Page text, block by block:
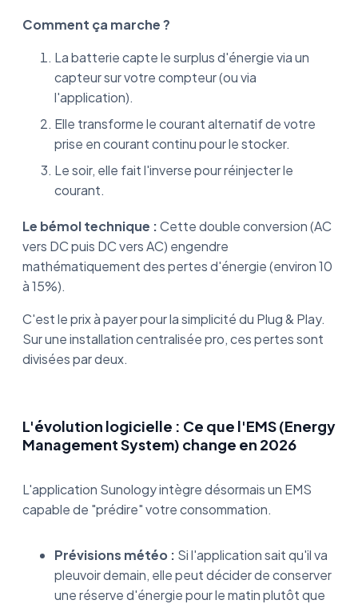
Comment ça marche ?
La batterie capte le surplus d'énergie via un
capteur sur votre compteur (ou via
l'application).
Elle transforme le courant alternatif de votre
prise en courant continu pour le stocker.
Le soir, elle fait l'inverse pour réinjecter le
courant.
Le bémol technique :Cette double conversion (AC
vers DC puis DC vers AC) engendre
mathématiquement des pertes d'énergie (environ 10
à 15%).
C'est le prix à payer pour la simplicité du Plug & Play.
Sur une installation centralisée pro, ces pertes sont
divisées par deux.
L'évolution logicielle : Ce que l'EMS (Energy
Management System) change en 2026
L'application Sunology intègre désormais un EMS
capable de "prédire" votre consommation.
Prévisions météo : Si l'application sait qu'il va
pleuvoir demain, elle peut décider de conserver
une réserve d'énergie pour le matin plutôt que